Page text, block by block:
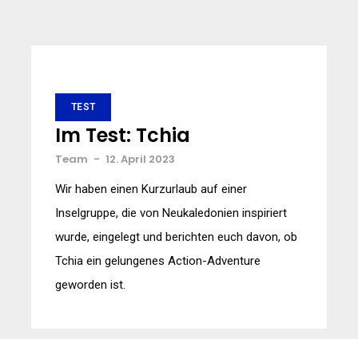
TEST
Im Test: Tchia
Team - 12. April 2023
Wir haben einen Kurzurlaub auf einer
Inselgruppe, die von Neukaledonien inspiriert
wurde, eingelegt und berichten euch davon, ob
Tchia ein gelungenes Action-Adventure
geworden ist.